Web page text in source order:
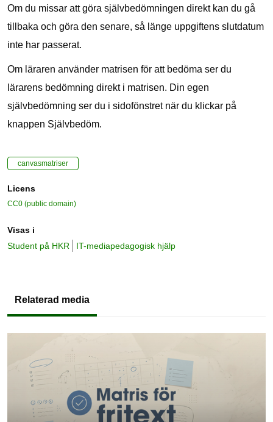
Om du missar att göra självbedömningen direkt kan du gå
tillbaka och göra den senare, så länge uppgiftens slutdatum
inte har passerat.
Om läraren använder matrisen för att bedöma ser du
lärarens bedömning direkt i matrisen. Din egen
självbedömning ser du i sidofönstret när du klickar på
knappen Självbedöm.
canvasmatriser
Licens
CC0 (public domain)
Visas i
Student på HKR
IT-mediapedagogisk hjälp
Relaterad media